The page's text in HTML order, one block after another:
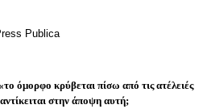
όμορφο κρύβεται πίσω από τις ατέλειές
αντίκειται στην άποψη αυτή;